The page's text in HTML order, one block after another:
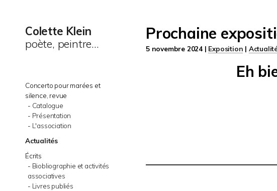
Colette Klein
poète, peintre...
Concerto pour marées et
silence, revue
Catalogue
Présentation
L'association
Actualités
Écrits
Biobliographie et activités
associatives
Livres publiés
Prochaine
5 novembre 2024 | Exposition |
Eh